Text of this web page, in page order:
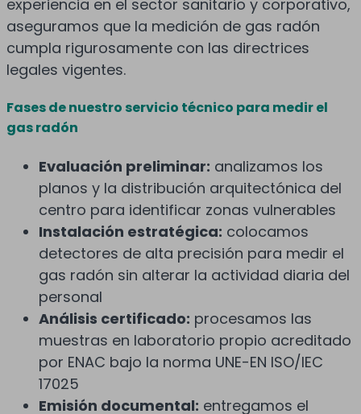
experiencia en el sector sanitario y corporativo,
aseguramos que la medición de gas radón
cumpla rigurosamente con las directrices
legales vigentes.
Fases de nuestro servicio técnico para medir el
gas radón
Evaluación preliminar: analizamos los
planos y la distribución arquitectónica del
centro para identificar zonas vulnerables
Instalación estratégica: colocamos
detectores de alta precisión para medir el
gas radón sin alterar la actividad diaria del
personal
Análisis certificado: procesamos las
muestras en laboratorio propio acreditado
por ENAC bajo la norma UNE-EN ISO/IEC
17025
Emisión documental: entregamos el